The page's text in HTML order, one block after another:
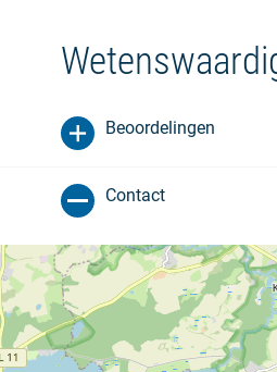
Beoordelingen
Contact